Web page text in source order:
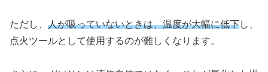
ただし、 人が吸っていないときは、温度が大幅に低下し、
点火ツールとして使用するのが難しくなります。